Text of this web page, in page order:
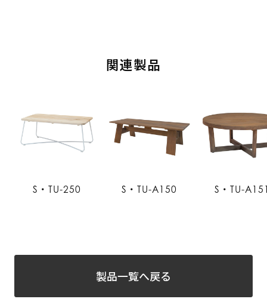
関連製品
S・TU-250 S・TU-A150 S・TU-
製品一覧へ戻る